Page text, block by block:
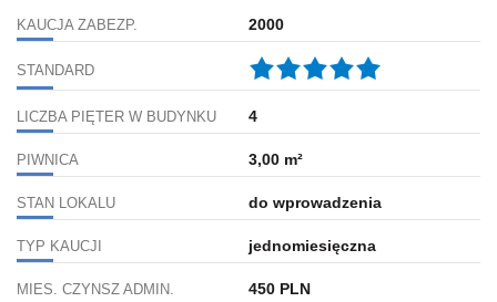
KAUCJA ZABEZP. 2000
STANDARD
LICZBA PIĘTER W BUDYNKU 4
PIWNICA 3,00 m²
STAN LOKALU do wprowadzenia
TYP KAUCJI jednomiesięczna
MIES. CZYNSZ ADMIN. 450 PLN